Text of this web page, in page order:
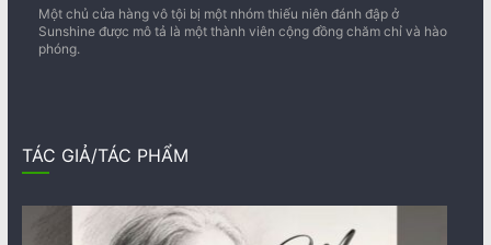
Một chủ cửa hàng vô tội bị một nhóm thiếu niên đánh đập ở
Sunshine được mô tả là một thành viên cộng đồng chăm chỉ và hào
phóng.
TÁC GIẢ/TÁC PHẨM